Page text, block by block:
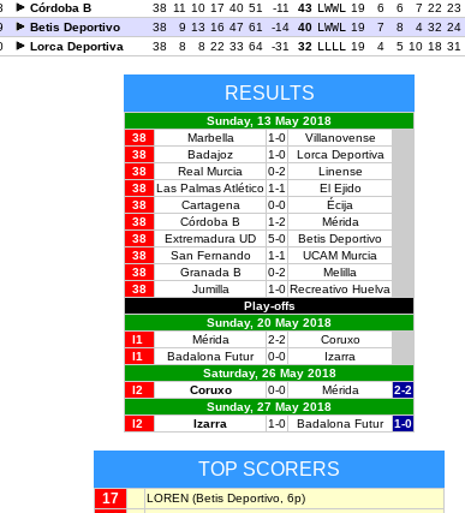
Córdoba B 38 11 10 17 40 51 -11 43 LWWL 19 6 6 7 22 23
Betis Deportivo 38 9 13 16 47 61 -14 40 LWWL 19 7 8 4 32 24
Lorca Deportiva 38 8 8 22 33 64 -31 32 LLLL 19 4 5 10 18 31
RESULTS
Sunday, 13 May 2018
38
Marbella 1-0
Villanovense
38
Badajoz 1-0
Lorca Deportiva
38
Real Murcia 0-2
Linense
38
Las Palmas Atlético 1-1
El Ejido
38
Cartagena 0-0
Écija
38
Córdoba B 1-2
Mérida
38
Extremadura UD 5-0
Betis Deportivo
38
San Fernando 1-1
UCAM Murcia
38
Granada B 0-2
Melilla
38
Jumilla 1-0 Recreativo Huelva
Play-offs
Sunday, 20 May 2018
l1
Mérida 2-2
Coruxo
l1
Badalona Futur 0-0
Izarra
Saturday, 26 May 2018
l2
Coruxo 0-0 Mérida
2-2
Sunday, 27 May 2018
l2
Izarra 1-0 Badalona Futur 1-0
TOP SCORERS
17 LOREN (Betis Deportivo, 6p)